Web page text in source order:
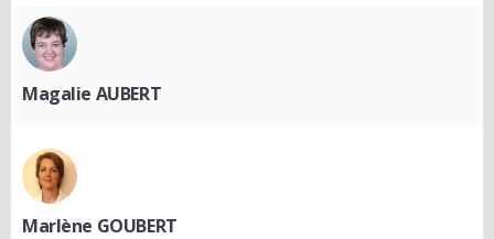
Magalie AUBERT
Marlène GOUBERT